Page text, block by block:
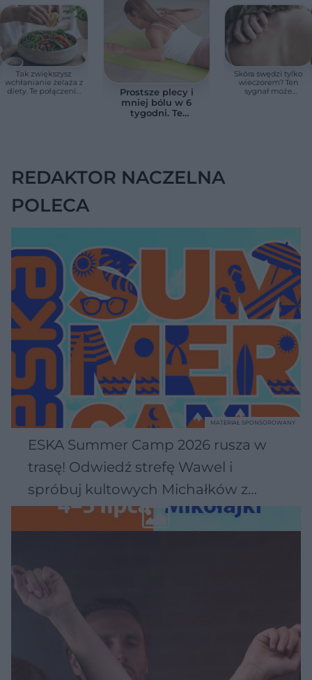
Tak zwiększysz
wchłanianie żelaza z
diety. Te połączenia
Prostsze plecy i
mniej bólu w 6
tygodni. Te
Skóra swędzi tylko
wieczorem? Ten
sygnał może
REDAKTOR NACZELNA
POLECA
ESKA Summer Camp 2026 rusza w
trasę! Odwiedź strefę Wawel i
spróbuj kultowych Michałków z
Wawelu
MATERIAŁ SPONSOROWANY